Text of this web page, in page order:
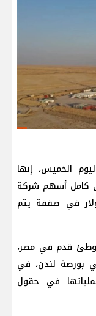
الخميس، إنها
كامل أسهم شركة
مقابل 360 مليون دولار في صفقة يتم
قدم في مصر،
بورصة لندن، في
في حقول